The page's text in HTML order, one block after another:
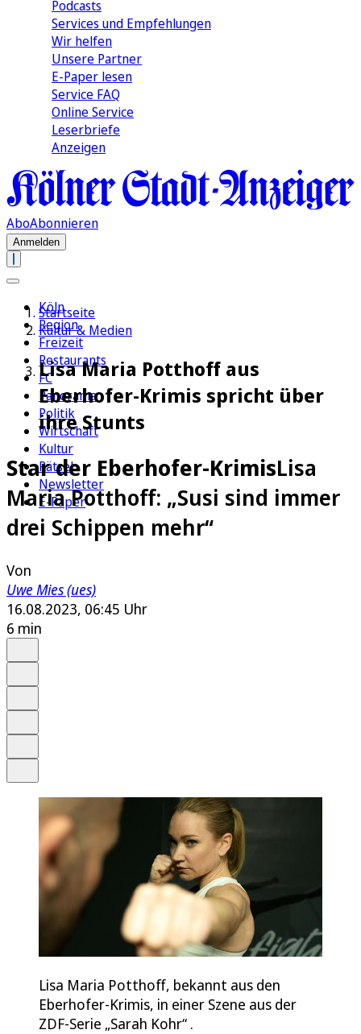
Podcasts
Services und Empfehlungen
Wir helfen
Unsere Partner
E-Paper lesen
Service FAQ
Online Service
Leserbriefe
Anzeigen
AboAbonnieren
Anmelden
Köln
Region
Freizeit
Restaurants
FC
Panorama
Politik
Wirtschaft
Kultur
Rätsel
Newsletter
E-Paper
Startseite
Kultur & Medien
Lisa Maria Potthoff aus
Eberhofer-Krimis spricht über
ihre Stunts
Star der Eberhofer-KrimisLisa
Maria Potthoff: „Susi sind immer
drei Schippen mehr“
Von
Uwe Mies (ues)
16.08.2023, 06:45 Uhr
6 min
Lisa Maria Potthoff, bekannt aus den
Eberhofer-Krimis, in einer Szene aus der
ZDF-Serie „Sarah Kohr“ .